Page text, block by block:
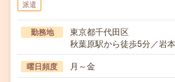
派遣
勤務地
東京都千代田区
秋葉原駅から徒歩5分／岩
曜日頻度 月～金